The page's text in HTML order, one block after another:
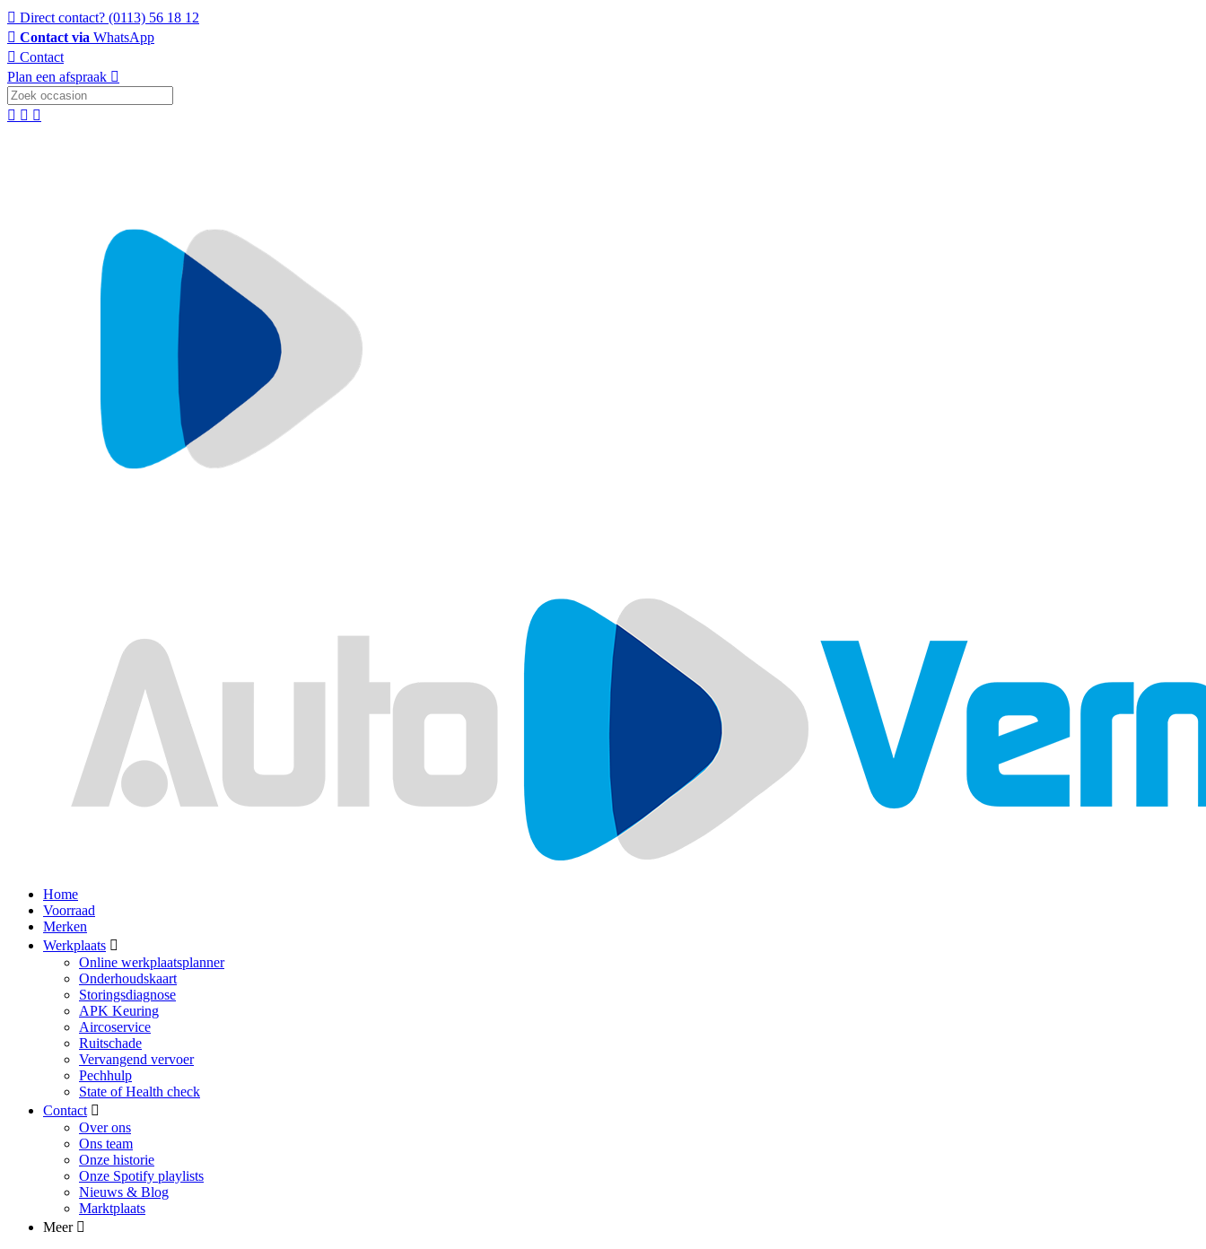
Direct contact? (0113) 56 18 12
Contact via WhatsApp
Contact
Plan een afspraak
Home
Voorraad
Merken
Werkplaats
Online werkplaatsplanner
Onderhoudskaart
Storingsdiagnose
APK Keuring
Aircoservice
Ruitschade
Vervangend vervoer
Pechhulp
State of Health check
Contact
Over ons
Ons team
Onze historie
Onze Spotify playlists
Nieuws & Blog
Marktplaats
Meer